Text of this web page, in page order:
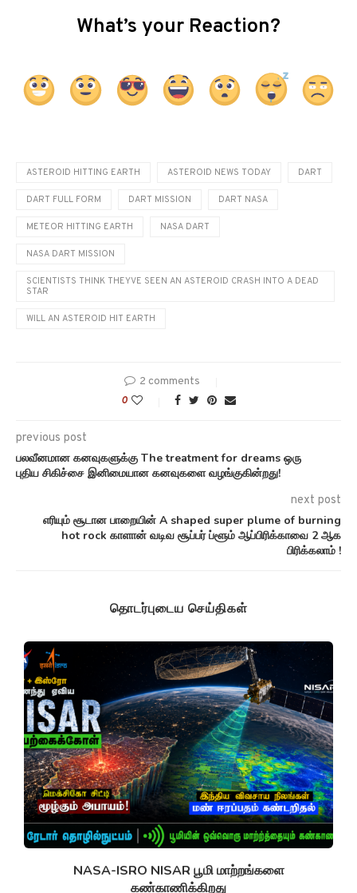
What’s your Reaction?
ASTEROID HITTING EARTH ASTEROID NEWS TODAY DART
DART FULL FORM DART MISSION DART NASA
METEOR HITTING EARTH NASA DART
NASA DART MISSION
SCIENTISTS THINK THEYVE SEEN AN ASTEROID CRASH INTO A DEAD
STAR
WILL AN ASTEROID HIT EARTH
2 comments
0
previous post
பலவீனமான கனவுகளுக்கு The treatment for dreams ஒரு
புதிய சிகிச்சை இனிமையான கனவுகளை வழங்குகின்றது!
next post
எரியும் சூடான பாறையின் A shaped super plume of burning
hot rock காளான் வடிவ சூப்பர் ப்ளூம் ஆப்பிரிக்காவை 2 ஆக
பிரிக்கலாம் !
தொடர்புடைய செய்திகள்
NASA-ISRO NISAR பூமி மாற்றங்களை
கண்காணிக்கிறது